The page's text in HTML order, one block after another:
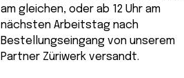
am gleichen, oder ab 12 Uhr am
nächsten Arbeitstag nach
Bestellungseingang von unserem
Partner Züriwerk versandt.